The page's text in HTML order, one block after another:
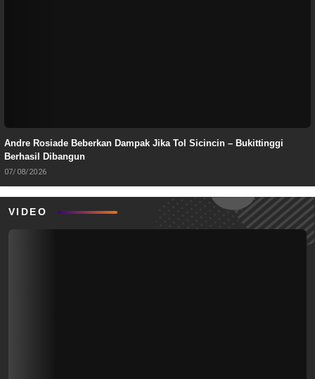
Andre Rosiade Beberkan Dampak Jika Tol Sicincin – Bukittinggi
Berhasil Dibangun
07/08/2026
VIDEO